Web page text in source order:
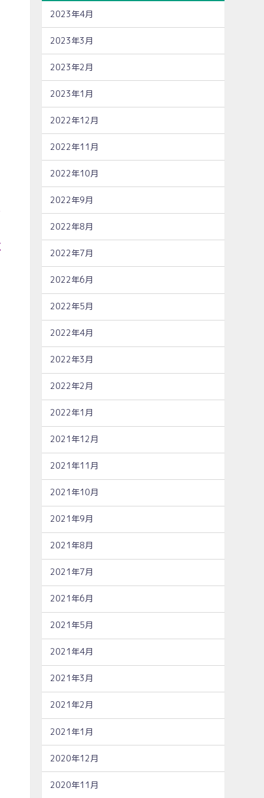
2023年4月
2023年3月
2023年2月
2023年1月
2022年12月
2022年11月
2022年10月
2022年9月
2022年8月
2022年7月
2022年6月
2022年5月
2022年4月
2022年3月
2022年2月
2022年1月
2021年12月
2021年11月
2021年10月
2021年9月
2021年8月
2021年7月
2021年6月
2021年5月
2021年4月
2021年3月
2021年2月
2021年1月
2020年12月
2020年11月